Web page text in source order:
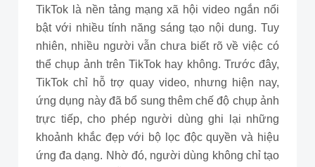
TikTok là nền tảng mạng xã hội video ngắn nổi
bật với nhiều tính năng sáng tạo nội dung. Tuy
nhiên, nhiều người vẫn chưa biết rõ về việc có
thể chụp ảnh trên TikTok hay không. Trước đây,
TikTok chỉ hỗ trợ quay video, nhưng hiện nay,
ứng dụng này đã bổ sung thêm chế độ chụp ảnh
trực tiếp, cho phép người dùng ghi lại những
khoảnh khắc đẹp với bộ lọc độc quyền và hiệu
ứng đa dạng. Nhờ đó, người dùng không chỉ tạo